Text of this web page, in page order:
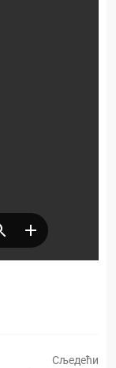
Сљедећи